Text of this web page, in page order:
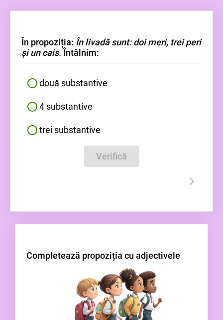
În propoziția: În livadă sunt: doi meri, trei peri
și un cais. Întâlnim:
două substantive
4 substantive
trei substantive
Verifică
Completează propoziția cu adjectivele